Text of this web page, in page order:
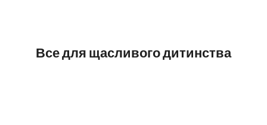
Все для щасливого дитинства